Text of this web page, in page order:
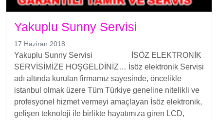
Yakuplu Sunny Servisi
17 Haziran 2018
Yakuplu Sunny Servisi İSÖZ ELEKTRONİK
SERVİSİMİZE HOŞGELDİNİZ… İsöz elektronik Servisi
adı altında kurulan firmamız sayesinde, öncelikle
istanbul olmak üzere Tüm Türkiye geneline nitelikli ve
profesyonel hizmet vermeyi amaçlayan İsöz elektronik,
gelişen teknoloji ile birlikte hayatımıza giren LCD,